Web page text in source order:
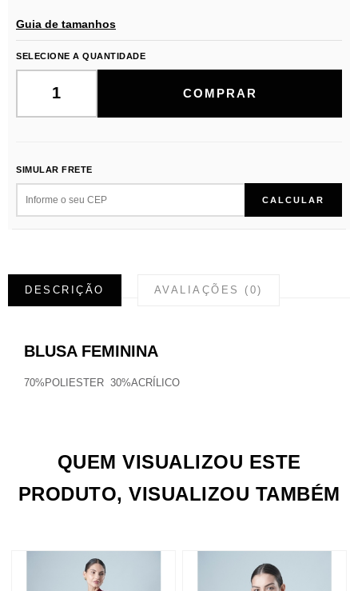
Guia de tamanhos
SELECIONE A QUANTIDADE
SIMULAR FRETE
DESCRIÇÃO AVALIAÇÕES (0)
BLUSA FEMININA
70%POLIESTER 30%ACRÍLICO
QUEM VISUALIZOU ESTE
PRODUTO, VISUALIZOU TAMBÉM